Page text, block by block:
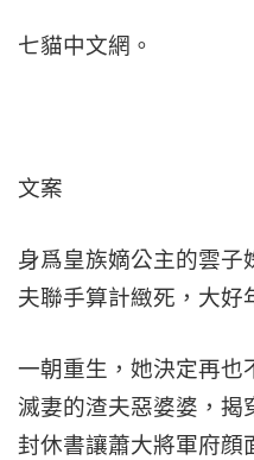
七貓中文網。
文案
身爲皇族嫡公主的雲子
夫聯手算計緻死，大好
一朝重生，她決定再也
滅妻的渣夫惡婆婆，揭
封休書讓蕭大將軍府顔